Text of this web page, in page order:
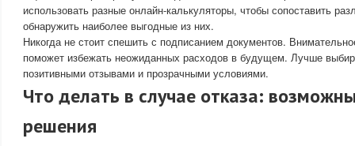
использовать разные онлайн-калькуляторы, чтобы сопоставить
обнаружить наиболее выгодные из них.
Никогда не стоит спешить с подписанием документов.
поможет избежать неожиданных расходов в будущем. Лучше
позитивными отзывами и прозрачными условиями.
Что делать в случае отказа:
решения